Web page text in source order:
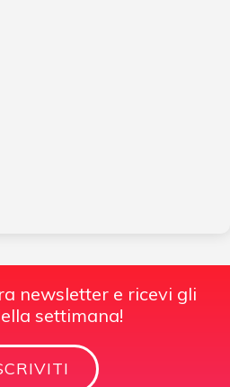
newsletter e ricevi gli
settimana!